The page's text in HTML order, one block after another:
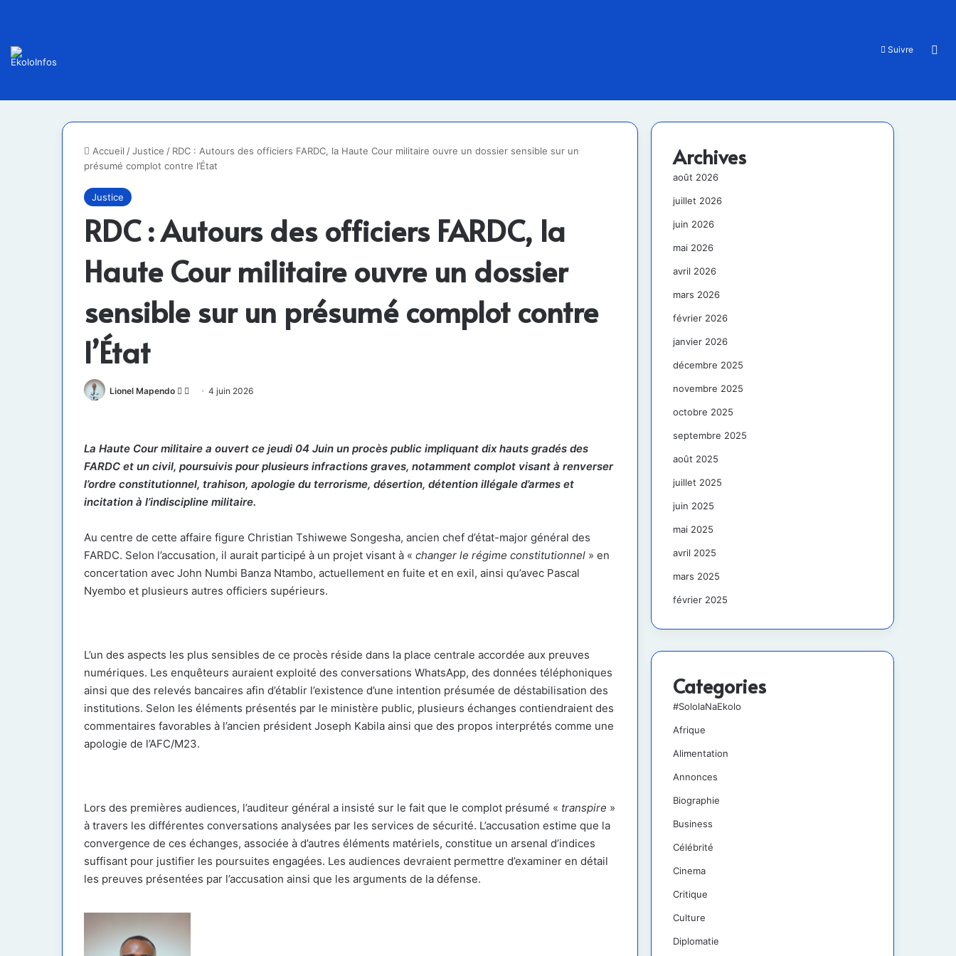
Suivre
Accueil /Justice / RDC : Autours des officiers FARDC, la Haute Cour militaire ouvre un dossier sensible sur un
présumé complot contre l’État
Justice
RDC : Autours des officiers FARDC, la
Haute Cour militaire ouvre un dossier
sensible sur un présumé complot contre
l’État
Lionel Mapendo
Follow
Envoyer4 juin 2026
La Haute Cour militaire a ouvert ce jeudi 04 Juin un procès public impliquant dix hauts gradés des
FARDC et un civil, poursuivis pour plusieurs infractions graves, notamment complot visant à renverser
l’ordre constitutionnel, trahison, apologie du terrorisme, désertion, détention illégale d’armes et
incitation à l’indiscipline militaire.
Au centre de cette affaire figure Christian Tshiwewe Songesha, ancien chef d’état-major général des
FARDC. Selon l’accusation, il aurait participé à un projet visant à « changer le régime constitutionnel » en
concertation avec John Numbi Banza Ntambo, actuellement en fuite et en exil, ainsi qu’avec Pascal
Nyembo et plusieurs autres officiers supérieurs.
L’un des aspects les plus sensibles de ce procès réside dans la place centrale accordée aux preuves
numériques. Les enquêteurs auraient exploité des conversations WhatsApp, des données téléphoniques
ainsi que des relevés bancaires afin d’établir l’existence d’une intention présumée de déstabilisation des
institutions. Selon les éléments présentés par le ministère public, plusieurs échanges contiendraient des
commentaires favorables à l’ancien président Joseph Kabila ainsi que des propos interprétés comme une
apologie de l’AFC/M23.
Lors des premières audiences, l’auditeur général a insisté sur le fait que le complot présumé « transpire »
à travers les différentes conversations analysées par les services de sécurité. L’accusation estime que la
convergence de ces échanges, associée à d’autres éléments matériels, constitue un arsenal d’indices
suffisant pour justifier les poursuites engagées. Les audiences devraient permettre d’examiner en détail
les preuves présentées par l’accusation ainsi que les arguments de la défense.
Archives
août 2026
juillet 2026
juin 2026
mai 2026
avril 2026
mars 2026
février 2026
janvier 2026
décembre 2025
novembre 2025
octobre 2025
septembre 2025
août 2025
juillet 2025
juin 2025
mai 2025
avril 2025
mars 2025
février 2025
Categories
#SololaNaEkolo
Afrique
Alimentation
Annonces
Biographie
Business
Célébrité
Cinema
Critique
Culture
Diplomatie